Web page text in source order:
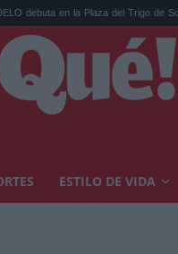
en la Plaza del Trigo de Sonorama Ri...
ESTILO DE VIDA